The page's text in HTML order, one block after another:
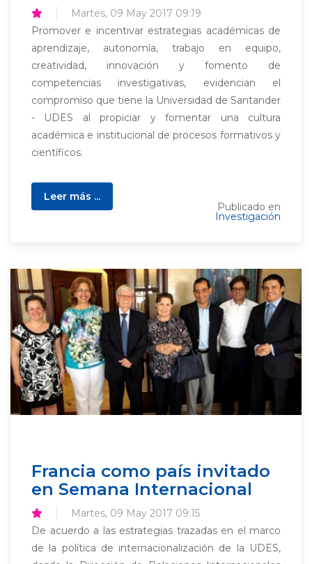
Martes, 09 May 2017 09:19
Promover e incentivar estrategias académicas de
aprendizaje, autonomía, trabajo en equipo,
creatividad, innovación y fomento de
competencias investigativas, evidencian el
compromiso que tiene la Universidad de Santander
- UDES al propiciar y fomentar una cultura
académica e institucional de procesos formativos y
científicos.
Leer más ...
Publicado en
Investigación
Francia como país invitado
en Semana Internacional
Martes, 09 May 2017 09:15
De acuerdo a las estrategias trazadas en el marco
de la política de internacionalización de la UDES,